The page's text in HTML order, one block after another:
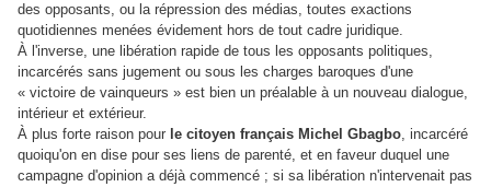
des opposants, ou la répression des médias, toutes exactions
quotidiennes menées évidement hors de tout cadre juridique.
À l'inverse, une libération rapide de tous les opposants politiques,
incarcérés sans jugement ou sous les charges baroques d'une
« victoire de vainqueurs » est bien un préalable à un nouveau dialogue,
intérieur et extérieur.
À plus forte raison pour le citoyen français Michel Gbagbo, incarcéré
quoiqu'on en dise pour ses liens de parenté, et en faveur duquel une
campagne d'opinion a déjà commencé ; si sa libération n'intervenait pas